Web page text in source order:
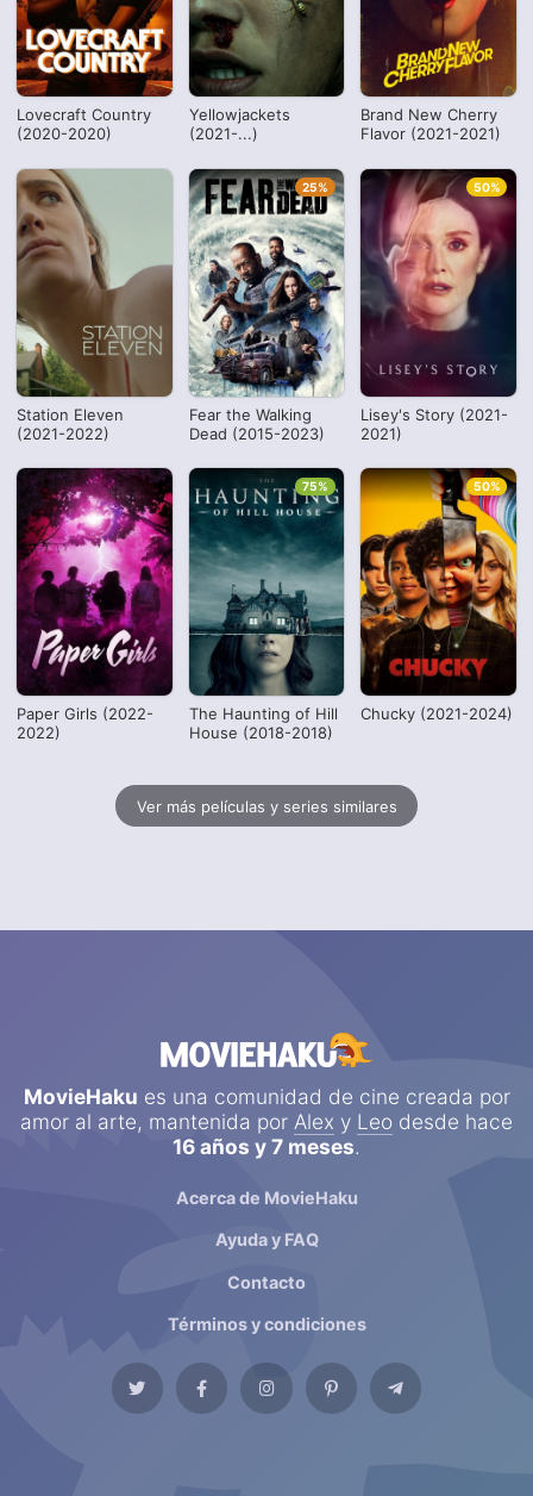
Lovecraft Country
(2020-2020)
Yellowjackets
(2021-...)
Brand New Cherry
Flavor (2021-2021)
Station Eleven
(2021-2022)
Fear the Walking
Dead (2015-2023)
25%
Lisey's Story (2021-
2021)
50%
Paper Girls (2022-
2022)
The Haunting of Hill
House (2018-2018)
75%
Chucky (2021-2024)
50%
Ver más películas y series similares
MovieHaku es una comunidad de cine creada por
amor al arte, mantenida por Alex y Leo desde hace
16 años y 7 meses.
Acerca de MovieHaku
Ayuda y FAQ
Contacto
Términos y condiciones